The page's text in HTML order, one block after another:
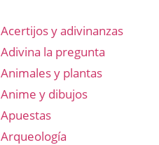
Acertijos y adivinanzas
Adivina la pregunta
Animales y plantas
Anime y dibujos
Apuestas
Arqueología